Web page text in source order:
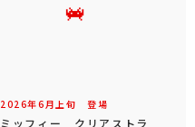
2026年6 月 上旬 登場
ミッフィー クリアストラ